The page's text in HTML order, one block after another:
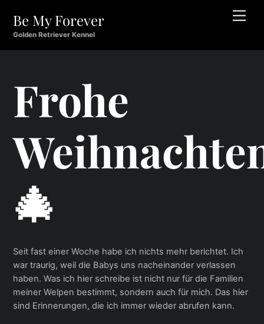
content
Be My Forever
Golden Retriever Kennel
Frohe
🎄
Seit fast einer Woche habe ich nichts mehr berichtet. Ich
war traurig, weil die Babys uns nacheinander verlassen
haben. Was ich hier schreibe ist nicht nur für die Familien
meiner Welpen bestimmt, sondern auch für mich. Das hier
sind Erinnerungen, die ich immer wieder abrufen kann.